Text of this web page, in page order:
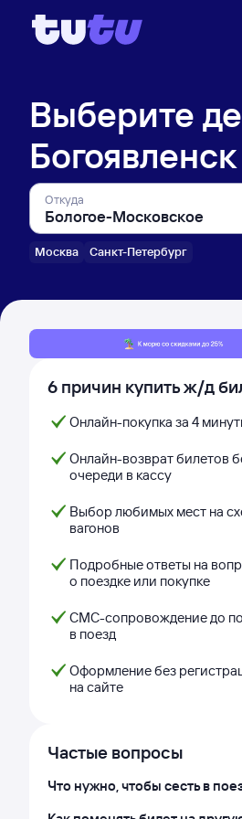
Выберите
Богоявленск
Откуда
Москва Санкт-Петербург
6 причин купить ж/д
Онлайн-покупка за 4
Онлайн-возврат билетов
очереди в кассу
Выбор любимых мест на
вагонов
Подробные ответы на
о поездке или покупке
СМС-сопровождение до
в поезд
Оформление без
на сайте
Частые вопросы
Что нужно, чтобы сесть в